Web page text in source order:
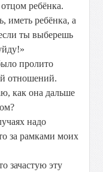
ребёнка.
иметь ребёнка, а
ты выберешь
пролито
отношений.
как она дальше
надо
за рамками моих
зачастую эту